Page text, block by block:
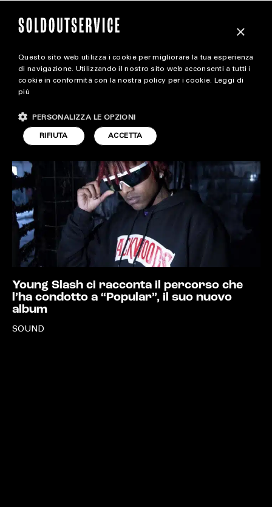
magazine
STYLE
FOOTWEAR
ACCESSORIES
LORENZO FERRI X
SOLDOUTSERVICE
Young Slash ci racconta il percorso che
l’ha condotto a “Popular”, il suo nuovo
album
SOUND
×
Questo sito web utilizza i cookie per migliorare la tua esperienza
di navigazione. Utilizzando il nostro sito web acconsenti a tutti i
cookie in conformità con la nostra policy per i cookie. Leggi di
più
ACCETTA
RIFIUTA
PERSONALIZZA LE OPZIONI